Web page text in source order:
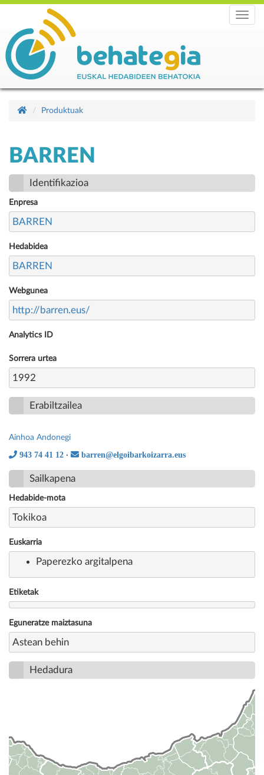
Produktuak
BARREN
Identifikazioa
Enpresa
BARREN
Hedabidea
BARREN
Webgunea
http://barren.eus/
Analytics ID
Sorrera urtea
1992
Erabiltzailea
Ainhoa Andonegi
943 74 41 12 · barren@elgoibarkoizarra.eus
Sailkapena
Hedabide-mota
Tokikoa
Euskarria
Paperezko argitalpena
Etiketak
Eguneratze maiztasuna
Astean behin
Hedadura